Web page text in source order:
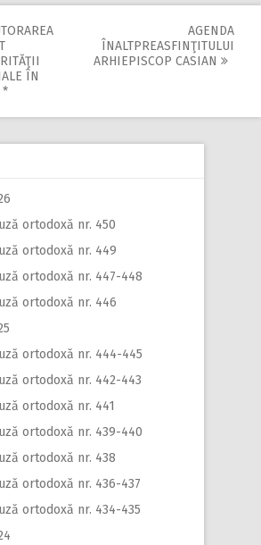
ÎN
*
AGENDA
ÎNALTPREASFINŢITULUI
ARHIEPISCOP CASIAN
ortodoxă nr. 450
ortodoxă nr. 449
ortodoxă nr. 447-448
ortodoxă nr. 446
ortodoxă nr. 444-445
ortodoxă nr. 442-443
ortodoxă nr. 441
ortodoxă nr. 439-440
ortodoxă nr. 438
ortodoxă nr. 436-437
ortodoxă nr. 434-435